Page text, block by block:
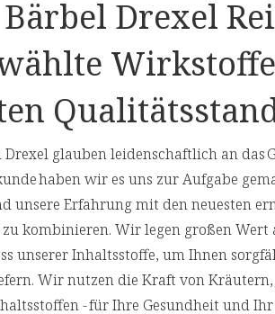
Drexel
glauben leidenschaftlich an das
haben wir es uns zur Aufgabe
unsere Erfahrung mit den neuesten
kombinieren. Wir legen großen Wert
unserer Inhaltsstoffe, um Ihnen
Wir nutzen die Kraft von
- für Ihre Gesundheit und